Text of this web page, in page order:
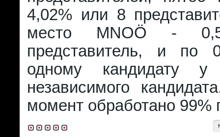
4,02% или 8
место MNOÖ -
представитель, и по
одному кандидату
независимого
момент обработано 99%